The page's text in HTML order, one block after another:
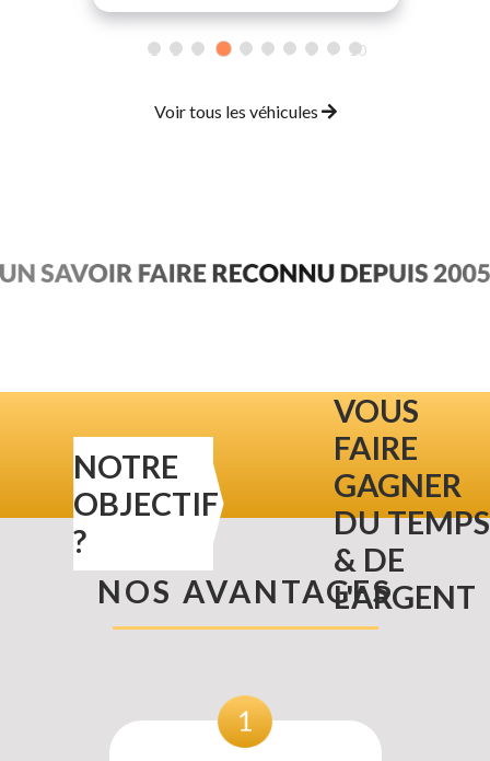
1 2 3 5 6 7 8 9 10
Voir tous les véhicules
NOTRE
OBJECTIF
?
VOUS
FAIRE
GAGNER
DU TEMPS
& DE
L'ARGENT
NOS AVANTAGES